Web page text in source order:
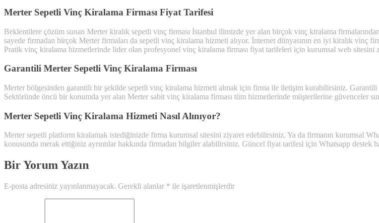
Merter Sepetli Vinç Kiralama Firması Fiyat Tarifesi
Beklentilere çözüm sunan Merter kiralık sepetli vinç firması İstanbul ilimizde yer alan birçok vinç kiralama
sayede firmadan birçok Merter firmaları da sepetli vinç kiralama hizmeti alıyor. İnternet dünyasının en iyi kiralık vinç
Pratik vinç kiralama hizmetlerinde lider olan profesyonel vinç kiralama firması fiyat tarifeleri için kurumsal web sitesini
Garantili Merter Sepetli Vinç Kiralama Firması
Merter bölgesinden garantili bir şekilde sepetli vinç kiralama hizmeti almak için firma ile iletişim kurabilirsiniz.
Sektöründe öncü bir konumda yer alan Merter sabit vinç kiralama firması tüm hizmetlerinde müşterilerine güvenceler
Merter Sepetli Vinç Kiralama Hizmeti Nasıl Alınıyor?
Merter sepetli platform kiralamak istediğinizde firma kurumsal sitesini ziyaret edebilirsiniz. Ya da firmanın kurumsal
konusunda merak ettiğiniz ayrıntılar hakkında firmadan bilgiler alabilirsiniz. Güncel fiyat tarifesi için Whatsapp destek
Bir Yorum Yazın
E-posta adresiniz yayınlanmayacak. Gerekli alanlar * ile işaretlenmişlerdir